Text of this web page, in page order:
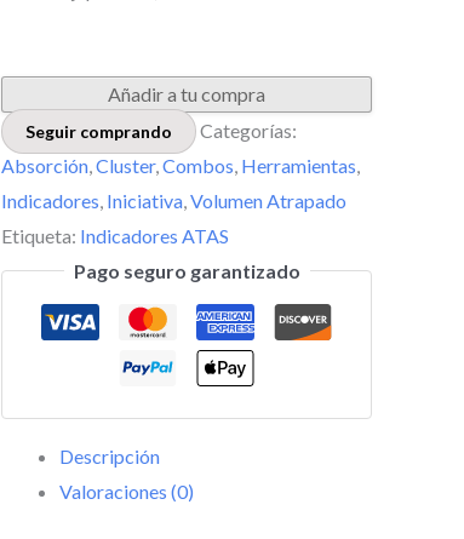
Añadir a tu compra
Seguir comprando
Categorías:
Absorción,Cluster,Combos, Herramientas,
Indicadores, Iniciativa,Volumen Atrapado
Etiqueta: Indicadores ATAS
Pago seguro garantizado
Descripción
Valoraciones (0)